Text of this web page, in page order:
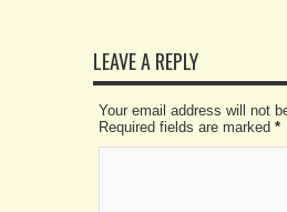
LEAVE A REPLY
Your email address will not
Required fields are marked *